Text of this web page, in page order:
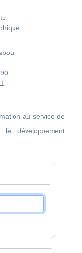
au service de
développement